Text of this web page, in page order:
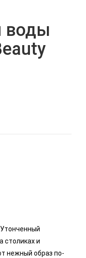
воды
столиках и
нежный образ по-